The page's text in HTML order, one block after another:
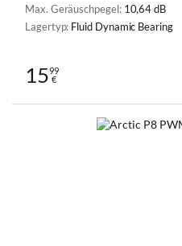
Max. Geräuschpegel: 10,64 dB
Lagertyp: Fluid Dynamic Bearing
1599
€